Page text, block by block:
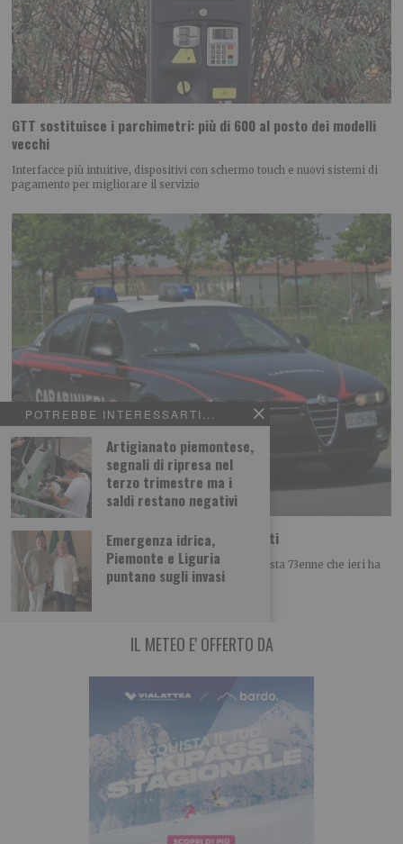
POTREBBE INTERESSARTI...
Artigianato piemontese,
segnali di ripresa nel
terzo trimestre ma i
saldi restano negativi
Emergenza idrica,
Piemonte e Liguria
puntano sugli invasi
GTT sostituisce i parchimetri: più di 600 al posto dei modelli
vecchi
Interfacce più intuitive, dispositivi con schermo touch e nuovi sistemi di
pagamento per migliorare il servizio
Arrestato il 73enne che ha travolto i ciclisti
E’ stato arrestato per tentato omicidio l’automobilista 73enne che ieri ha
investito per due volte un
IL METEO E' OFFERTO DA